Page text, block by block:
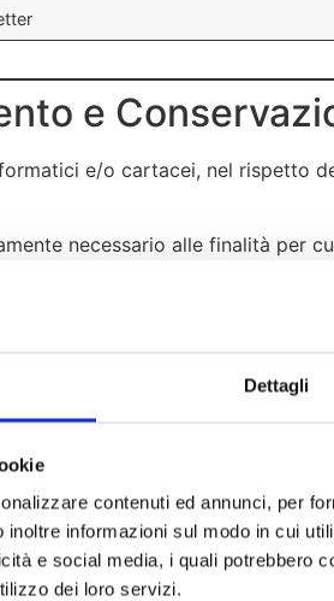
Dettagli
contenuti ed annunci, per
inoltre informazioni sul modo in cui
e social media, i quali potrebbero
dei loro servizi.
e
e/o cartacei, nel rispetto
necessario alle finalità per
del rapporto, in conformità agli
fino alla revoca del
dei Dati
nei seguenti casi:
CRM) che agiscono in qualità di
servizi richiesti (es. strutture